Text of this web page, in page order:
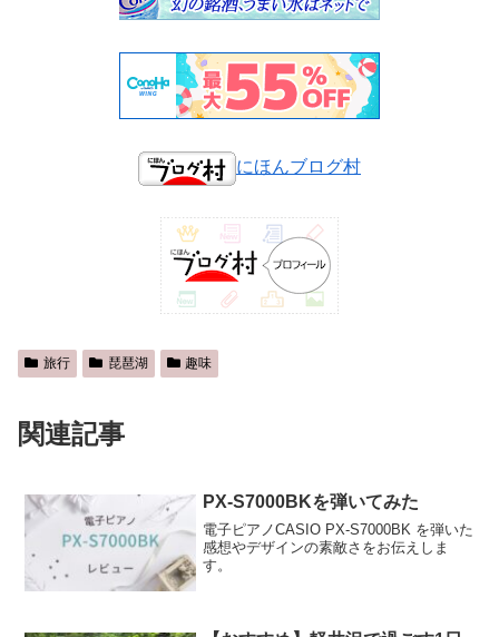
にほんブログ村
旅行 琵琶湖 趣味
関連記事
PX-S7000BKを弾いてみた
電子ピアノCASIO PX-S7000BK を弾いた
感想やデザインの素敵さをお伝えしま
す。